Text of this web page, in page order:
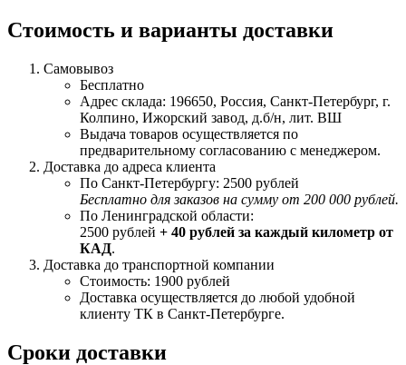
Стоимость и варианты доставки
Самовывоз
Бесплатно
Адрес склада: 196650, Россия, Санкт-Петербург, г.
Колпино, Ижорский завод, д.б/н, лит. ВШ
Выдача товаров осуществляется по
предварительному согласованию с менеджером.
Доставка до адреса клиента
По Санкт-Петербургу: 2500 рублей
Бесплатно для заказов на сумму от 200 000 рублей.
По Ленинградской области:
2500 рублей + 40 рублей за каждый километр от
КАД.
Доставка до транспортной компании
Стоимость: 1900 рублей
Доставка осуществляется до любой удобной
клиенту ТК в Санкт-Петербурге.
Сроки доставки